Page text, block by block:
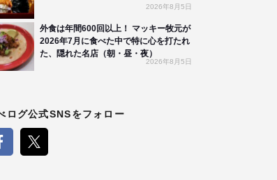
2026年8月5日
外食は年間600回以上！ マッキー牧元が
2026年7月に食べた中で特に心を打たれ
た、隠れた名店（朝・昼・夜）
2026年8月5日
ログ公式SNSをフォロー